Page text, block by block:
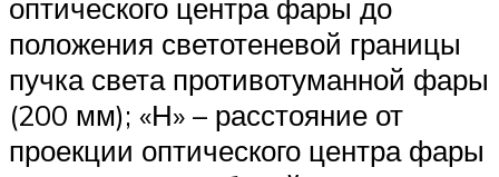
оптического центра фары до
положения светотеневой границы
пучка света противотуманной фары
(200 мм); «Н» – расстояние от
проекции оптического центра фары